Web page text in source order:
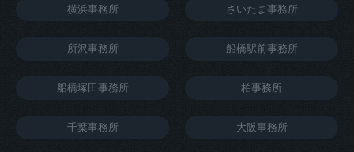
横浜事務所 さいたま事務所
所沢事務所 船橋駅前事務所
船橋塚田事務所 柏事務所
千葉事務所 大阪事務所